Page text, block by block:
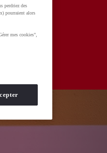
perdriez des
pourraient alors
mes cookies",